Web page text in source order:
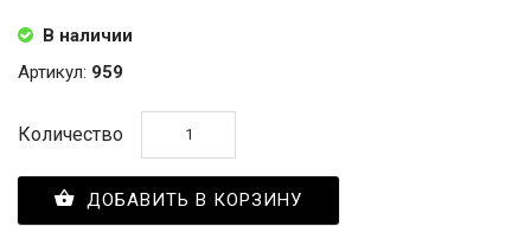
В наличии
Артикул: 959
Количество
ДОБАВИТЬ В КОРЗИНУ